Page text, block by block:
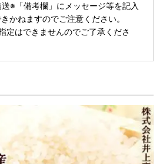
※「備考欄」にメッセージ等を記入
かねますのでご注意ください。
定はできませんのでご了承くださ